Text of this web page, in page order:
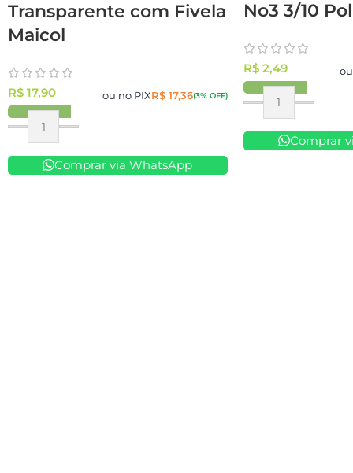
Transparente com Fivela
Maicol
R$ 17,90 ou no PIXR$17,36(3% OFF)
Comprar via WhatsApp
No3 3/10
R$2,49
Comprar